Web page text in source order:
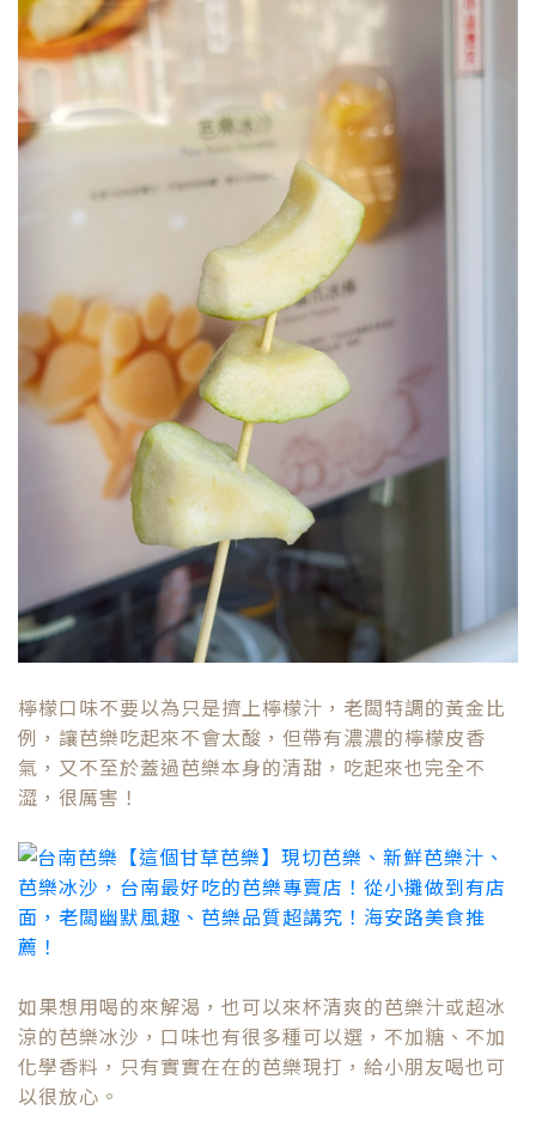
檸檬口味不要以為只是擠上檸檬汁，老闆特調的黃金比
例，讓芭樂吃起來不會太酸，但帶有濃濃的檸檬皮香
氣，又不至於蓋過芭樂本身的清甜，吃起來也完全不
澀，很厲害！
如果想用喝的來解渴，也可以來杯清爽的芭樂汁或超冰
涼的芭樂冰沙，口味也有很多種可以選，不加糖、不加
化學香料，只有實實在在的芭樂現打，給小朋友喝也可
以很放心。